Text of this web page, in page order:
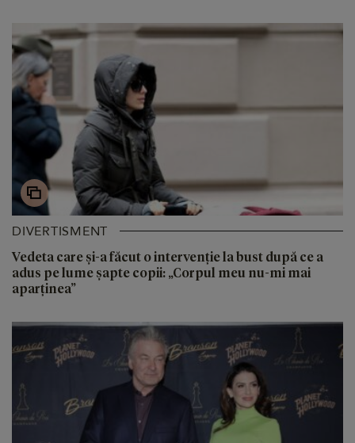
DIVERTISMENT
Vedeta care și-a făcut o intervenție la bust după ce a
adus pe lume șapte copii: „Corpul meu nu-mi mai
aparținea”